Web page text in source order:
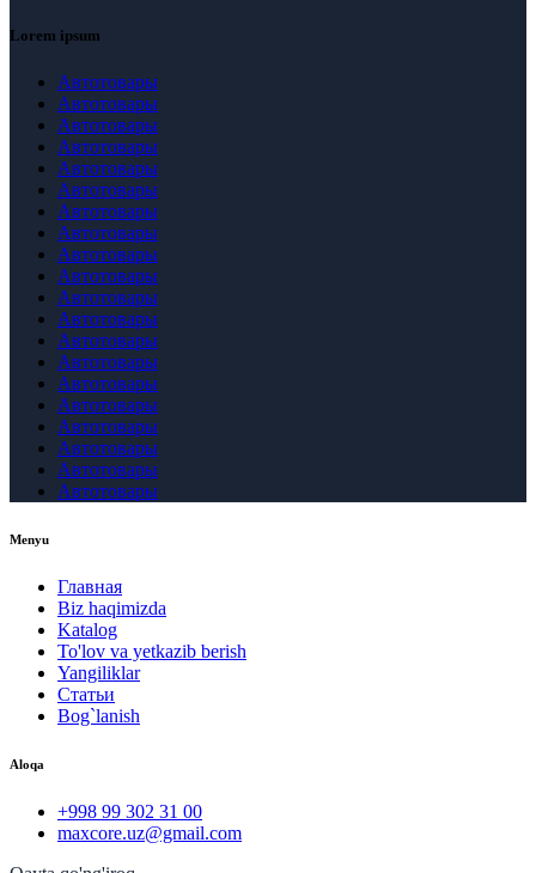
Lorem ipsum
Автотовары
Автотовары
Автотовары
Автотовары
Автотовары
Автотовары
Автотовары
Автотовары
Автотовары
Автотовары
Автотовары
Автотовары
Автотовары
Автотовары
Автотовары
Автотовары
Автотовары
Автотовары
Автотовары
Автотовары
Menyu
Главная
Biz haqimizda
Katalog
To'lov va yetkazib berish
Yangiliklar
Статьи
Bog`lanish
Aloqa
+998 99 302 31 00
maxcore.uz@gmail.com